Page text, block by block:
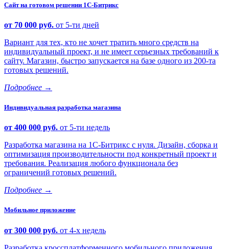
Сайт на готовом решении 1С-Битрикс
от 70 000 руб. от 5-ти дней
Вариант для тех, кто не хочет тратить много средств на
индивидуальный проект, и не имеет серьезных требований к
сайту. Магазин, быстро запускается на базе одного из 200-та
готовых решений.
Подробнее →
Индивидуальная разработка магазина
от 400 000 руб. от 5-ти недель
Разработка магазина на 1С-Битрикс с нуля. Дизайн, сборка и
оптимизация производительности под конкретный проект и
требования. Реализация любого функционала без
ограничений готовых решений.
Подробнее →
Мобильное приложение
от 300 000 руб. от 4-х недель